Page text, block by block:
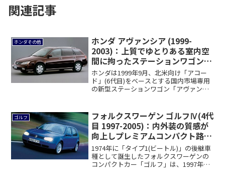
関連記事
ホンダその他
ホンダ アヴァンシア (1999-
2003)：上質でゆとりある室内空
間に拘ったステーションワゴン
[TA1/2/3/4]
ホンダは1999年9月、北米向け「アコー
ド」(6代目)をベースとする国内市場専用
の新型ステーションワゴン「アヴァンシ
ゴルフ
フォルクスワーゲン ゴルフⅣ(4代
目 1997-2005)：内外装の質感が
向上しプレミアムコンパクト路線
に [1J]
1974年に「タイプ1(ビートル)」の後継車
種として誕生したフォルクスワーゲンの
コンパクトカー「ゴルフ」は、1997年